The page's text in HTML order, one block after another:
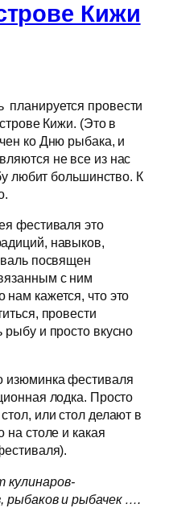
Кижи
провести
Кижи. (Это в
ко Дню рыбака, и
не все из нас
любит большинство. К
фестиваля это
навыков,
посвящен
с ним
кажется, что это
провести
и просто вкусно
изюминка фестиваля
лодка. Просто
или стол делают в
столе и какая
рыбаков и рыбачек ….